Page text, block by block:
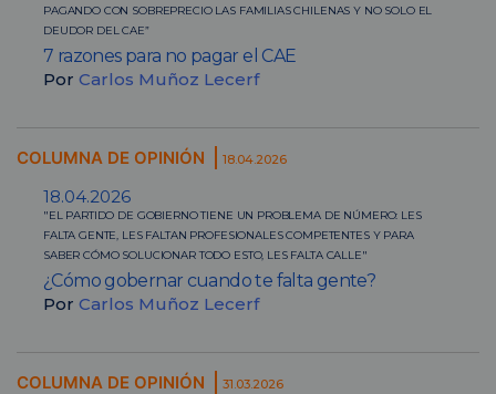
PAGANDO CON SOBREPRECIO LAS FAMILIAS CHILENAS Y NO SOLO EL
DEUDOR DEL CAE”
7 razones para no pagar el CAE
Por Carlos Muñoz Lecerf
COLUMNA DE OPINIÓN 18.04.2026
18.04.2026
"EL PARTIDO DE GOBIERNO TIENE UN PROBLEMA DE NÚMERO: LES
FALTA GENTE, LES FALTAN PROFESIONALES COMPETENTES Y PARA
SABER CÓMO SOLUCIONAR TODO ESTO, LES FALTA CALLE"
¿Cómo gobernar cuando te falta gente?
Por Carlos Muñoz Lecerf
COLUMNA DE OPINIÓN 31.03.2026